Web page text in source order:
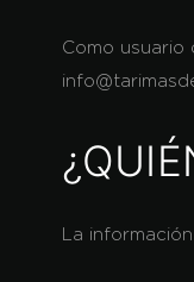
Como
La